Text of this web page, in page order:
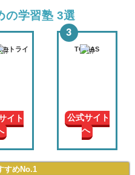
ん
の学習塾 3選
トライ
イト
TOMAS
公式サイト
へ
すめNo.1